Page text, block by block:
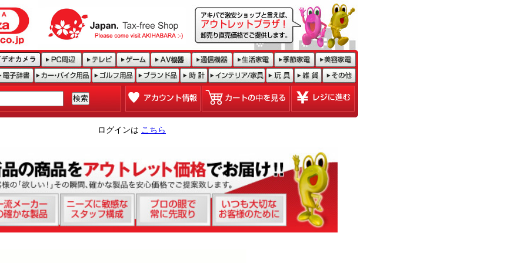
ログインは こちら